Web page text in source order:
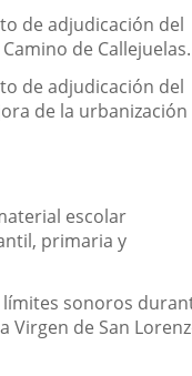
de adjudicación del
de Callejuelas.
de adjudicación del
de la urbanización
escolar
primaria y
sonoros
Virgen de San